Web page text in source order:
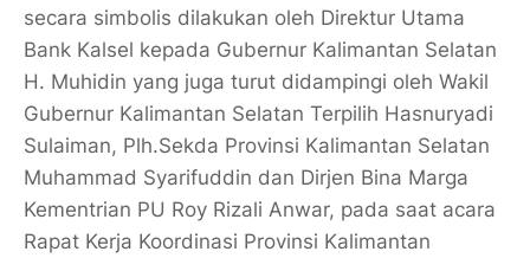
secara simbolis dilakukan oleh Direktur Utama
Bank Kalsel kepada Gubernur Kalimantan Selatan
H. Muhidin yang juga turut didampingi oleh Wakil
Gubernur Kalimantan Selatan Terpilih Hasnuryadi
Sulaiman, Plh.Sekda Provinsi Kalimantan Selatan
Muhammad Syarifuddin dan Dirjen Bina Marga
Kementrian PU Roy Rizali Anwar, pada saat acara
Rapat Kerja Koordinasi Provinsi Kalimantan